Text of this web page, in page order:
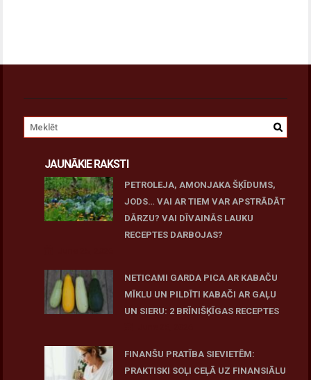
JAUNĀKIE RAKSTI
PETROLEJA, AMONJAKA ŠĶĪDUMS,
JODS… VAI AR TIEM VAR APSTRĀDĀT
DĀRZU? VAI DĪVAINĀS LAUKU
RECEPTES DARBOJAS?
NETICAMI GARDA PICA AR KABAČU
MĪKLU UN PILDĪTI KABAČI AR GAĻU
UN SIERU: 2 BRĪNIŠĶĪGAS RECEPTES
FINANŠU PRATĪBA SIEVIETĒM:
PRAKTISKI SOĻI CEĻĀ UZ FINANSIĀLU